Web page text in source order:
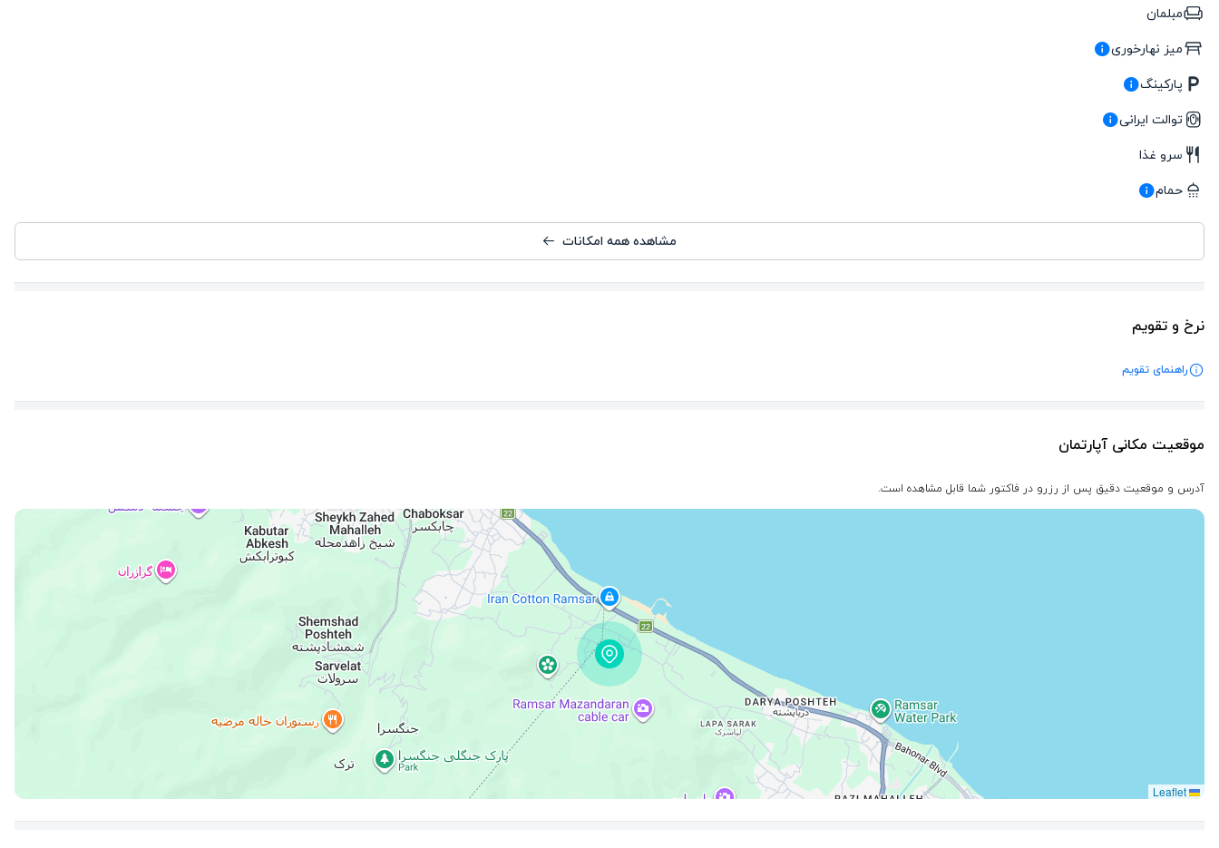
مبلمان
میز نهارخوری
پارکینگ
توالت ایرانی
سرو غذا
حمام
مشاهده همه امکانات
نرخ و تقویم
راهنمای تقویم
موقعیت مکانی آپارتمان
آدرس و موقعیت دقیق پس از رزرو در فاکتور شما قابل مشاهده است.